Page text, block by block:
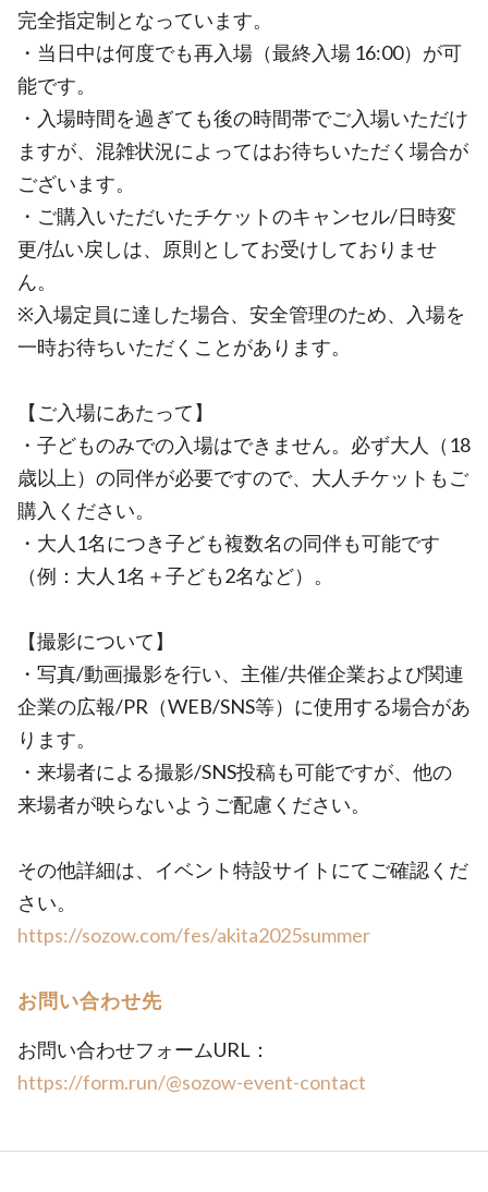
完全指定制となっています。
・当日中は何度でも再入場（最終入場 16:00）が可
能です。
・入場時間を過ぎても後の時間帯でご入場いただけ
ますが、混雑状況によってはお待ちいただく場合が
ございます。
・ご購入いただいたチケットのキャンセル/日時変
更/払い戻しは、原則としてお受けしておりませ
ん。
※入場定員に達した場合、安全管理のため、入場を
一時お待ちいただくことがあります。
【ご入場にあたって】
・子どものみでの入場はできません。必ず大人（18
歳以上）の同伴が必要ですので、大人チケットもご
購入ください。
・大人1名につき子ども複数名の同伴も可能です
（例：大人1名＋子ども2名など）。
【撮影について】
・写真/動画撮影を行い、主催/共催企業および関連
企業の広報/PR（WEB/SNS等）に使用する場合があ
ります。
・来場者による撮影/SNS投稿も可能ですが、他の
来場者が映らないようご配慮ください。
その他詳細は、イベント特設サイトにてご確認くだ
さい。
https://sozow.com/fes/akita2025summer
お問い合わせ先
お問い合わせフォームURL：
https://form.run/@sozow-event-contact